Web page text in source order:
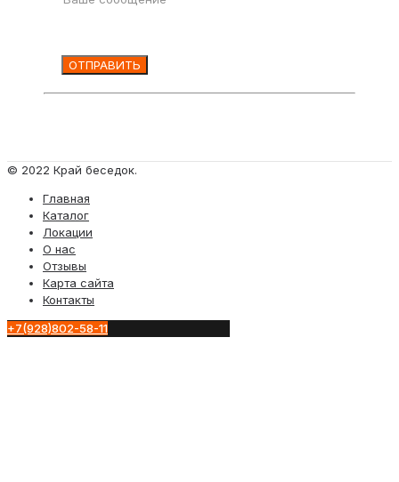
© 2022 Край беседок.
Главная
Каталог
Локации
О нас
Отзывы
Карта сайта
Контакты
+7(928)802-58-11